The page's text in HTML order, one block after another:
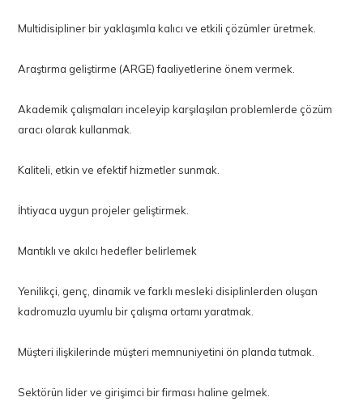
Multidisipliner bir yaklaşımla kalıcı ve etkili çözümler üretmek.
Araştırma geliştirme (ARGE) faaliyetlerine önem vermek.
Akademik çalışmaları inceleyip karşılaşılan problemlerde çözüm
aracı olarak kullanmak.
Kaliteli, etkin ve efektif hizmetler sunmak.
İhtiyaca uygun projeler geliştirmek.
Mantıklı ve akılcı hedefler belirlemek
Yenilikçi, genç, dinamik ve farklı mesleki disiplinlerden oluşan
kadromuzla uyumlu bir çalışma ortamı yaratmak.
Müşteri ilişkilerinde müşteri memnuniyetini ön planda tutmak.